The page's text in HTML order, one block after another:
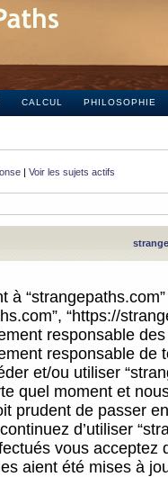
CALCUL PHILOSOPHIE
| Voir les sujets actifs
à
“https://
responsable
responsable
et/ou utiliser
quel moment et
prudent de passer
d’utiliser
vous acceptez
aient été mises à